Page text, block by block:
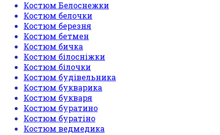
Костюм Белоснежки
Костюм белочки
Костюм березня
Костюм бетмен
Костюм бичка
Костюм білосніжки
Костюм білочки
Костюм будівельника
Костюм букварика
Костюм букваря
Костюм буратино
Костюм буратіно
Костюм ведмедика